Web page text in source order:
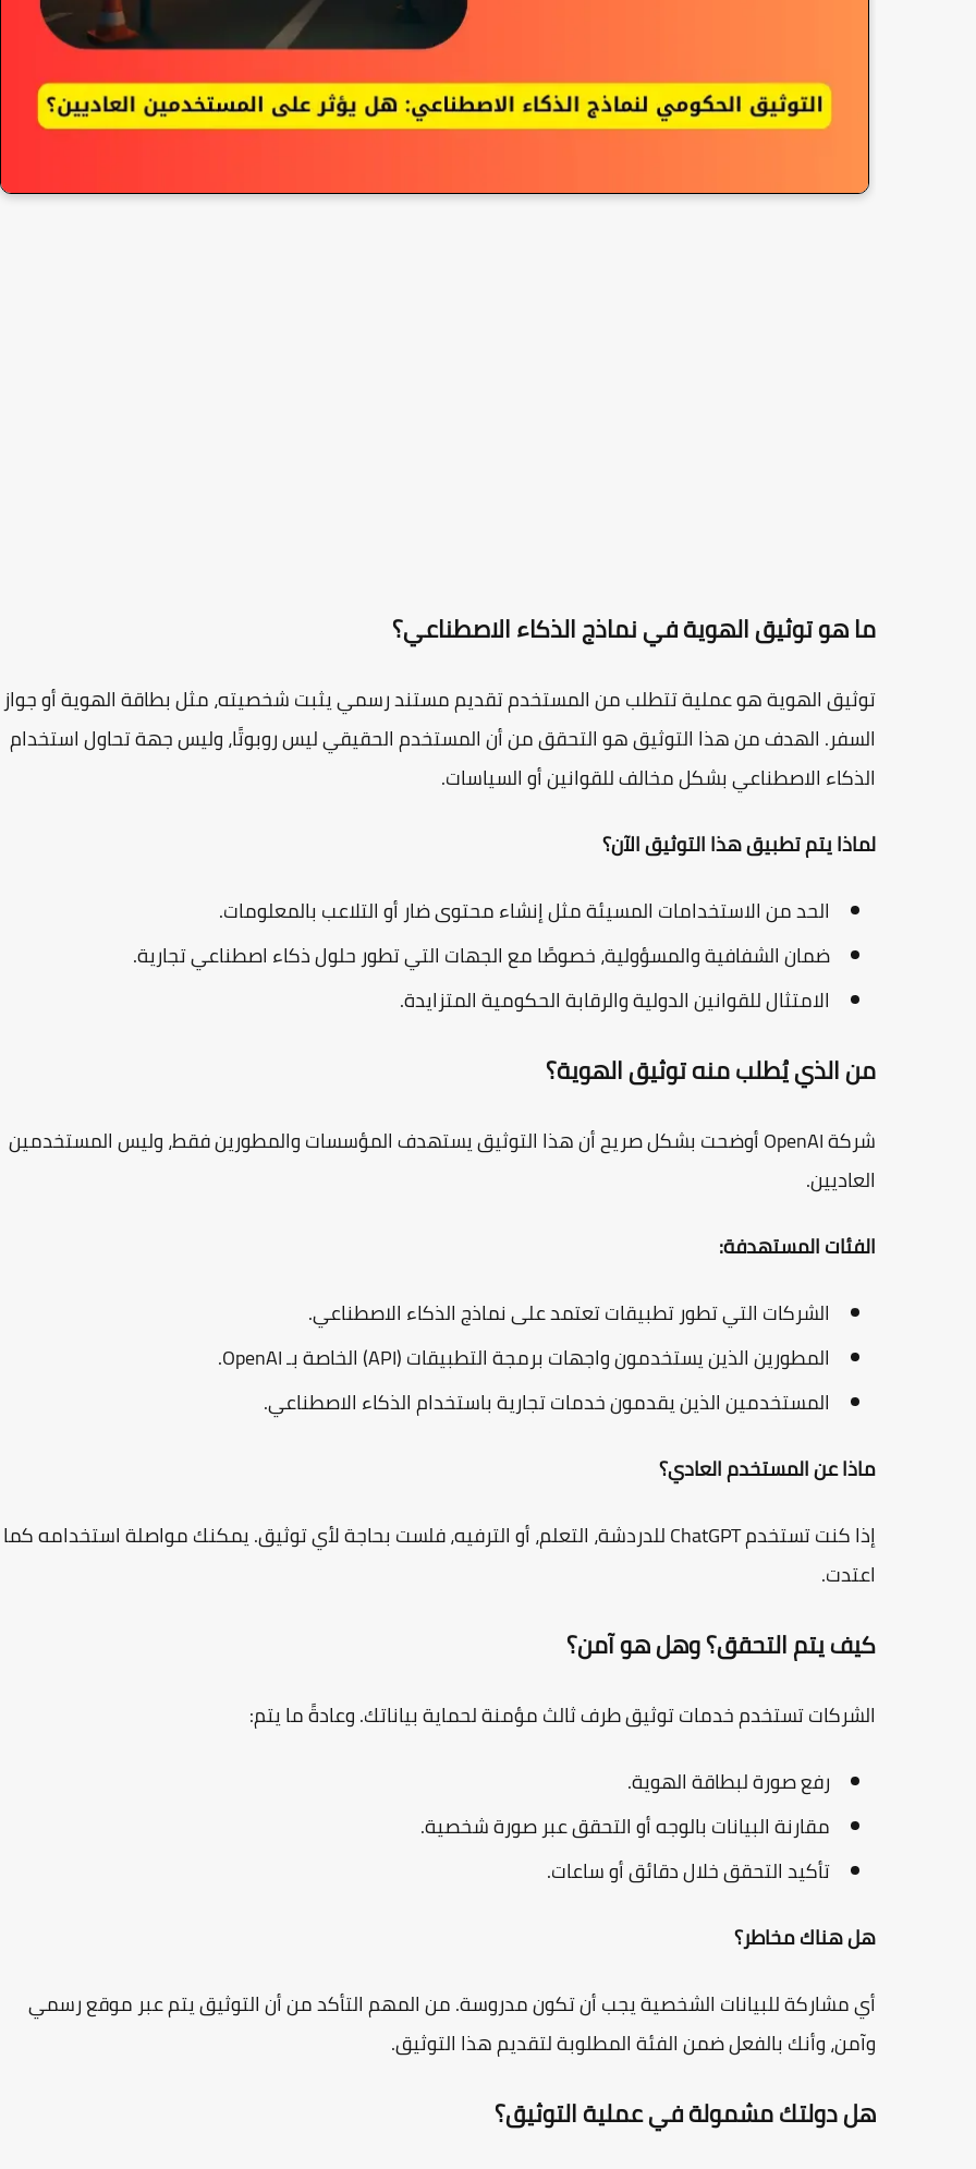
ما هو توثيق الهوية في نماذج الذكاء الاصطناعي؟
توثيق الهوية هو عملية تتطلب من المستخدم تقديم مستند رسمي يثبت شخصيته، مثل بطاقة الهوية أو جواز
السفر. الهدف من هذا التوثيق هو التحقق من أن المستخدم الحقيقي ليس روبوتًا، وليس جهة تحاول استخدام
الذكاء الاصطناعي بشكل مخالف للقوانين أو السياسات.
لماذا يتم تطبيق هذا التوثيق الآن؟
الحد من الاستخدامات المسيئة مثل إنشاء محتوى ضار أو التلاعب بالمعلومات.
ضمان الشفافية والمسؤولية، خصوصًا مع الجهات التي تطور حلول ذكاء اصطناعي تجارية.
الامتثال للقوانين الدولية والرقابة الحكومية المتزايدة.
من الذي يُطلب منه توثيق الهوية؟
شركة OpenAI أوضحت بشكل صريح أن هذا التوثيق يستهدف المؤسسات والمطورين فقط، وليس المستخدمين
العاديين.
الفئات المستهدفة:
الشركات التي تطور تطبيقات تعتمد على نماذج الذكاء الاصطناعي.
المطورين الذين يستخدمون واجهات برمجة التطبيقات (API) الخاصة بـ OpenAI.
المستخدمين الذين يقدمون خدمات تجارية باستخدام الذكاء الاصطناعي.
ماذا عن المستخدم العادي؟
إذا كنت تستخدم ChatGPT للدردشة، التعلم، أو الترفيه،
فلست بحاجة لأي توثيق. يمكنك مواصلة استخدامه كما
اعتدت.
كيف يتم التحقق؟ وهل هو آمن؟
الشركات تستخدم خدمات توثيق طرف ثالث مؤمنة لحماية بياناتك. وعادةً ما يتم:
رفع صورة لبطاقة الهوية.
مقارنة البيانات بالوجه أو التحقق عبر صورة شخصية.
تأكيد التحقق خلال دقائق أو ساعات.
هل هناك مخاطر؟
أي مشاركة للبيانات الشخصية يجب أن تكون مدروسة. من المهم التأكد من أن التوثيق يتم عبر موقع رسمي
وآمن، وأنك بالفعل ضمن الفئة المطلوبة لتقديم هذا التوثيق.
هل دولتك مشمولة في عملية التوثيق؟